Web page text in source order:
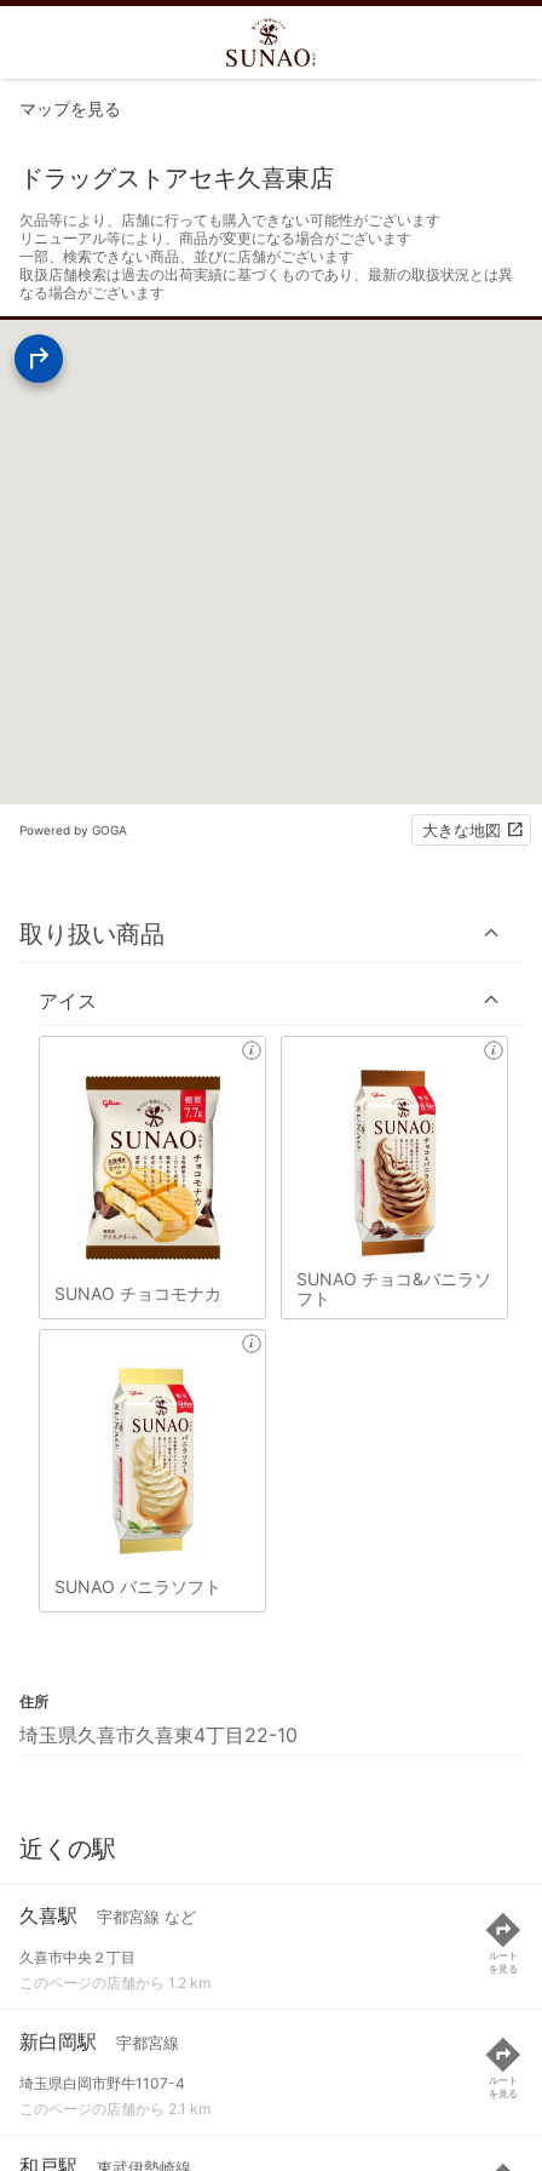
マップを見る
ドラッグストアセキ久喜東店
欠品等により、店舗に行っても購入できない可能性がございます
リニューアル等により、商品が変更になる場合がございます
一部、検索できない商品、並びに店舗がございます
取扱店舗検索は過去の出荷実績に基づくものであり、最新の取扱状況とは異
なる場合がございます
Powered by GOGA 大きな地図
取り扱い商品
アイス
SUNAO チョコモナカ
SUNAO チョコ&バニラソ
フト
SUNAO バニラソフト
住所
埼玉県久喜市久喜東4丁目22-10
近くの駅
久喜駅 宇都宮線 など
久喜市中央２丁目
このページの店舗から 1.2 km
ルート
を見る
新白岡駅 宇都宮線
埼玉県白岡市野牛1107-4
このページの店舗から 2.1 km
ルート
を見る
和戸駅